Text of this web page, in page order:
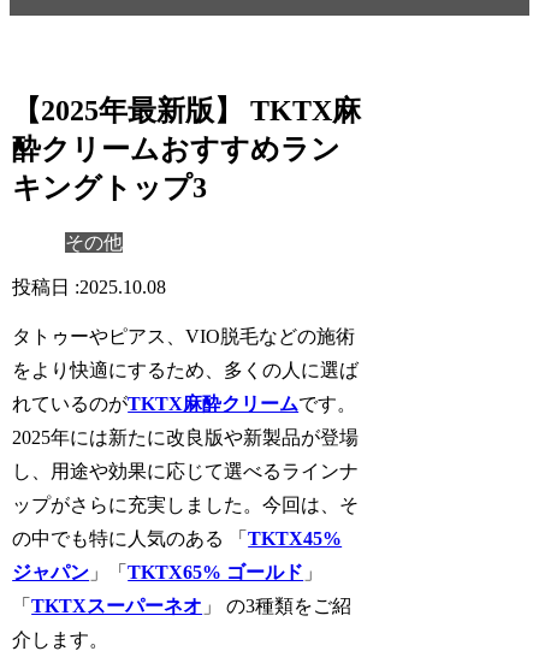
【2025年最新版】 TKTX麻
酔クリームおすすめラン
キングトップ3
その他
2025.10.08
タトゥーやピアス、VIO脱毛などの施術
をより快適にするため、多くの人に選ば
れているのがTKTX麻酔クリームです。
2025年には新たに改良版や新製品が登場
し、用途や効果に応じて選べるラインナ
ップがさらに充実しました。今回は、そ
の中でも特に人気のある 「TKTX45%
ジャパン 」「TKTX65% ゴールド 」
「TKTXスーパーネオ 」 の3種類をご紹
介します。